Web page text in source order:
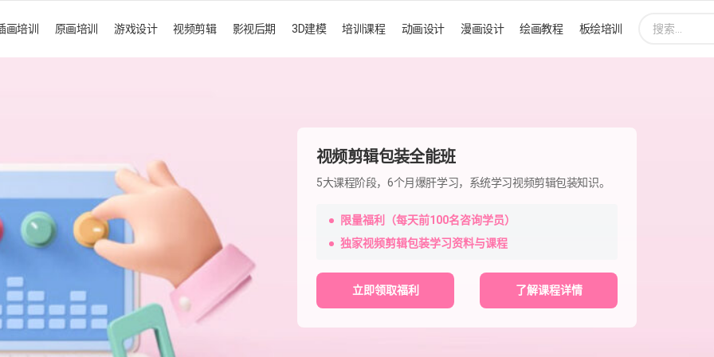
画培训 原画培训 游戏设计 视频剪辑 影视后期 3D建模 培训课程 动画设计 漫画设计 绘画教程 板绘培训
视频剪辑包装全能班
5大课程阶段，6个月爆肝学习，系统学习视频剪辑包装知识。
限量福利（每天前100名咨询学员）
独家视频剪辑包装学习资料与课程
立即领取福利 了解课程详情